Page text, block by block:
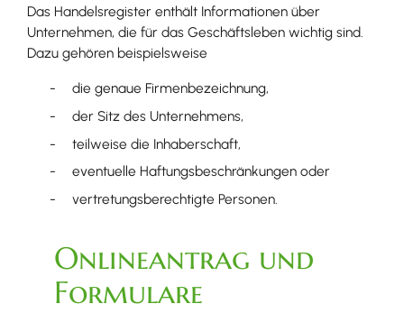
Das Handelsregister enthält Informationen über
Unternehmen, die für das Geschäftsleben wichtig sind.
Dazu gehören beispielsweise
die genaue Firmenbezeichnung,
der Sitz des Unternehmens,
teilweise die Inhaberschaft,
eventuelle Haftungsbeschränkungen oder
vertretungsberechtigte Personen.
Onlineantrag und
Formulare